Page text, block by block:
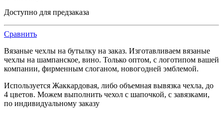
Доступно для предзаказа
Сравнить
Вязаные чехлы на бутылку на заказ. Изготавливаем вязаные
чехлы на шампанское, вино. Только оптом, с логотипом вашей
компании, фирменным слоганом, новогодней эмблемой.
Используется Жаккардовая, либо объемная вывязка чехла, до
4 цветов. Можем выполнить чехол с шапочкой, с завязками,
по индивидуальному заказу